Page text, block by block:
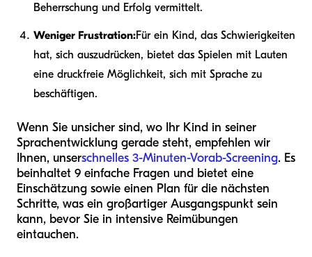
Beherrschung und Erfolg vermittelt.
Weniger Frustration:Für ein Kind, das Schwierigkeiten
hat, sich auszudrücken, bietet das Spielen mit Lauten
eine druckfreie Möglichkeit, sich mit Sprache zu
beschäftigen.
Wenn Sie unsicher sind, wo Ihr Kind in seiner
Sprachentwicklung gerade steht, empfehlen wir
Ihnen, unserschnelles 3-Minuten-Vorab-Screening. Es
beinhaltet 9 einfache Fragen und bietet eine
Einschätzung sowie einen Plan für die nächsten
Schritte, was ein großartiger Ausgangspunkt sein
kann, bevor Sie in intensive Reimübungen
eintauchen.